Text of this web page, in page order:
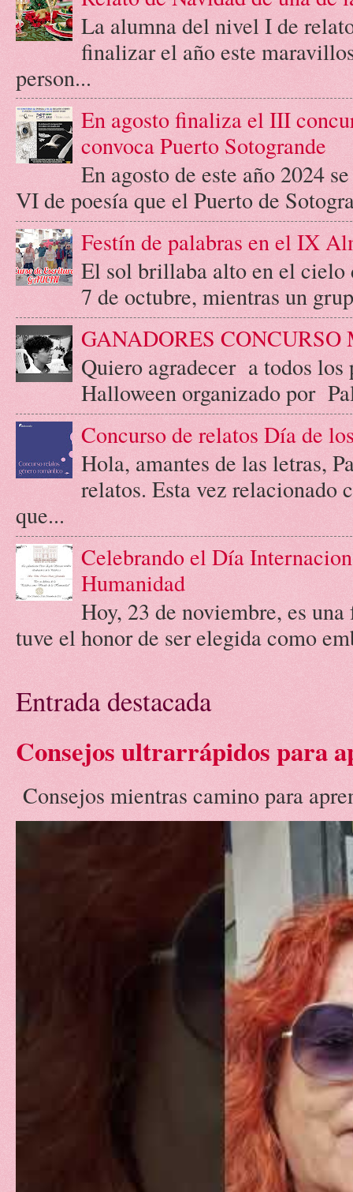
La alumna del nivel I de
finalizar el año este
person...
En agosto finaliza el III
convoca Puerto Sotogrande
En agosto de este año 2024
VI de poesía que el Puerto de
Festín de palabras en el IX
El sol brillaba alto en el cielo
7 de octubre, mientras un
GANADORES
Quiero agradecer a todos
Halloween organizado por
Concurso de relatos Día de
Hola, amantes de las letras,
relatos. Esta vez relacionado
que...
Celebrando el Día
Humanidad
Hoy, 23 de noviembre, es
tuve el honor de ser elegida como
Entrada destacada
Consejos ultrarrápidos para
Consejos mientras camino para